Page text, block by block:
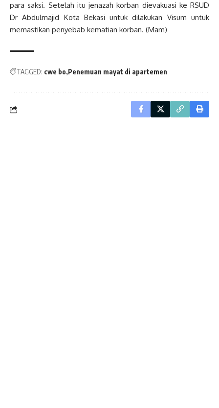
para saksi. Setelah itu jenazah korban dievakuasi ke RSUD
Dr Abdulmajid Kota Bekasi untuk dilakukan Visum untuk
memastikan penyebab kematian korban. (Mam)
TAGGED: cwe bo Penemuan mayat di apartemen